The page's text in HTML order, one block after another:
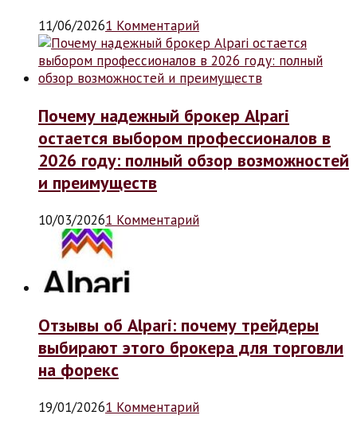
11/06/20261 Комментарий
Почему надежный брокер Alpari
остается выбором профессионалов в
2026 году: полный обзор возможностей
и преимуществ
10/03/20261 Комментарий
Отзывы об Alpari: почему трейдеры
выбирают этого брокера для торговли
на форекс
19/01/20261 Комментарий